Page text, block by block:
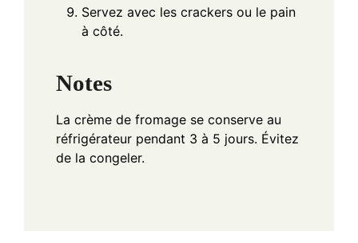
Servez avec les crackers ou le pain
à côté.
Notes
La crème de fromage se conserve au
réfrigérateur pendant 3 à 5 jours. Évitez
de la congeler.